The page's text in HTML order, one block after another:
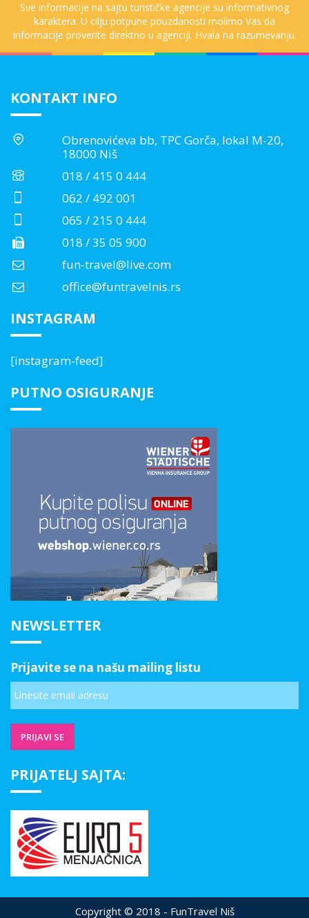
Sve informacije na sajtu turističke agencije su informativnog
karaktera. U cilju potpune pouzdanosti molimo Vas da
informacije proverite direktno u agenciji. Hvala na razumevanju.
KONTAKT INFO
Obrenovićeva bb, TPC Gorča, lokal M-20,
18000 Niš
018 / 415 0 444
062 / 492 001
065 / 215 0 444
018 / 35 05 900
fun-travel@live.com
office@funtravelnis.rs
INSTAGRAM
[instagram-feed]
PUTNO OSIGURANJE
NEWSLETTER
Prijavite se na našu mailing listu
PRIJATELJ SAJTA:
Copyright © 2018 - FunTravel Niš